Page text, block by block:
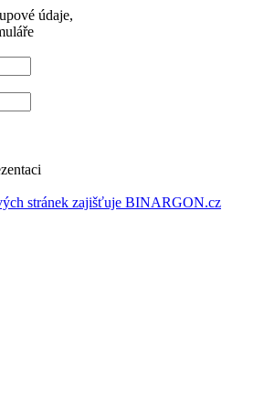
údaje,
stránek zajišťuje BINARGON.cz